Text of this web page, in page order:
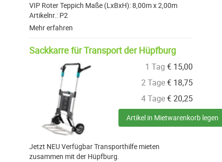
VIP Roter Teppich Maße (LxBxH): 8,00m x 2,00m
Artikelnr.: P2
Mehr erfahren
Sackkarre für Transport der Hüpfburg
1 Tag € 15,00
2 Tage€ 18,75
4 Tage€20,25
Artikel in Mietwarenkorb legen
Jetzt NEU Verfügbar Transporthilfe mieten
zusammen mit der Hüpfburg.